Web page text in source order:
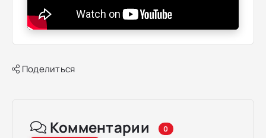
Поделиться
Комментарии 0